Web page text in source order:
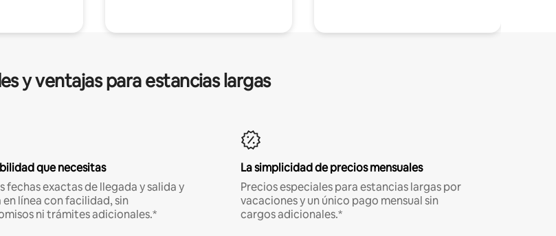
y ventajas para estancias largas
que necesitas
fechas exactas de llegada y salida y
en línea con facilidad, sin
ni trámites adicionales.*
La simplicidad de precios mensuales
Precios especiales para estancias largas por
vacaciones y un único pago mensual sin
cargos adicionales.*